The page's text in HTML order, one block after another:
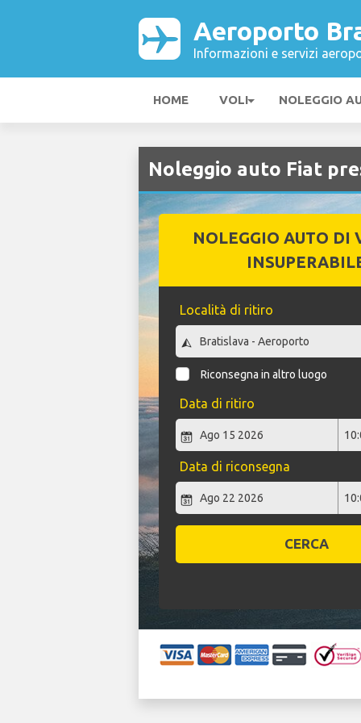
Aeroporto
Informazioni e servizi
HOME VOLI NOLEGGIO
Noleggio auto Fiat
NOLEGGIO AUTO DI
Località di ritiro
Riconsegna in altro luogo
Data di ritiro
Data di riconsegna
CERCA